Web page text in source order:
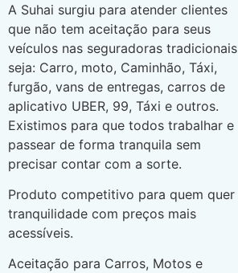
A Suhai surgiu para atender clientes
que não tem aceitação para seus
veículos nas seguradoras tradicionais
seja: Carro, moto, Caminhão, Táxi,
furgão, vans de entregas, carros de
aplicativo UBER, 99, Táxi e outros.
Existimos para que todos trabalhar e
passear de forma tranquila sem
precisar contar com a sorte.
Produto competitivo para quem quer
tranquilidade com preços mais
acessíveis.
Aceitação para Carros, Motos e